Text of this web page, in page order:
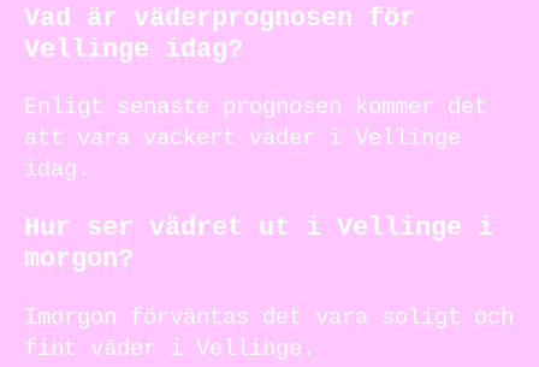
Vad är väderprognosen för
Vellinge idag?
Enligt senaste prognosen kommer det
att vara vackert väder i Vellinge
idag.
Hur ser vädret ut i Vellinge i
morgon?
Imorgon förväntas det vara soligt och
fint väder i Vellinge.